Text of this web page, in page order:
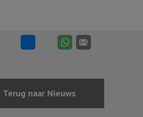
Terug naar Nieuws